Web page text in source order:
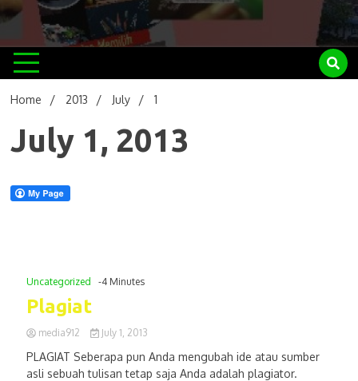
Home 2013 July 1
July 1, 2013
Uncategorized -4 Minutes
Plagiat
media912 July 1, 2013
PLAGIAT Seberapa pun Anda mengubah ide atau sumber
asli sebuah tulisan tetap saja Anda adalah plagiator.